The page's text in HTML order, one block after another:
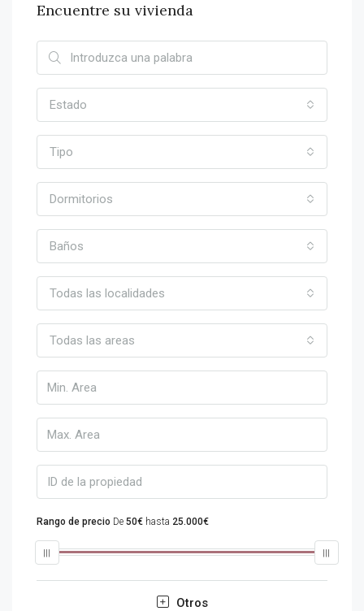
Encuentre su vivienda
Estado
Tipo
Dormitorios
Baños
Todas las localidades
Todas las areas
Rango de precio De 50€ hasta 25.000€
Otros